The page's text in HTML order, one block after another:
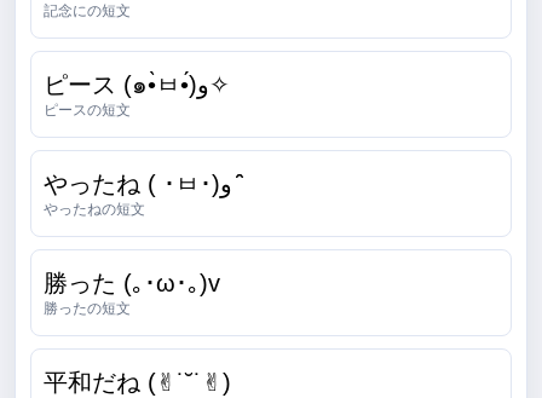
記念にの短文
ピース (๑•̀ㅂ•́)و✧
ピースの短文
やったね ( ･ㅂ･)و ̑̑
やったねの短文
勝った (｡･ω･｡)v
勝ったの短文
平和だね (✌︎˙˘˙✌︎)